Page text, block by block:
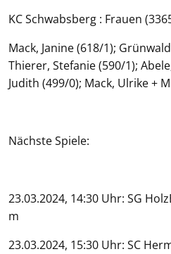
KC Schwabsberg : Frauen
Mack, Janine (618/1);
Thierer, Stefanie (590/1);
Judith (499/0); Mack, Ulrike +
Nächste Spiele:
23.03.2024, 14:30 Uhr: SG
m
23.03.2024, 15:30 Uhr: SC